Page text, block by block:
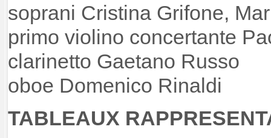
soprani Cristina Grifone,
primo violino concertante
clarinetto Gaetano Russo
oboe Domenico Rinaldi
TABLEAUX